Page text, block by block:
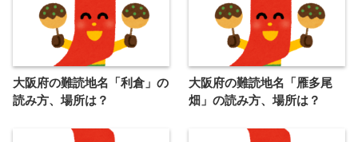
大阪府の難読地名「利倉」の
読み方、場所は？
大阪府の難読地名「雁多尾
畑」の読み方、場所は？